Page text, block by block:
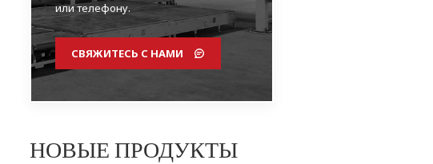
или телефону.
СВЯЖИТЕСЬ С НАМИ
НОВЫЕ ПРОДУКТЫ